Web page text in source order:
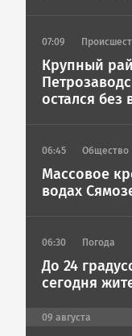
07:09
Крупный
остался без
06:45 Общество
Массовое
водах
06:30 Погода
До 24
сегодня
09 августа